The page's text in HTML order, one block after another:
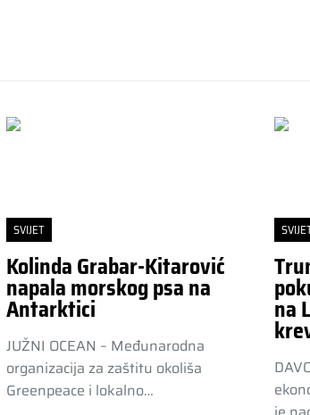
SVIJET
Kolinda Grabar-Kitarović
napala morskog psa na
Antarktici
JUŽNI OCEAN – Međunarodna
organizacija za zaštitu okoliša
Greenpeace i lokalno…
na